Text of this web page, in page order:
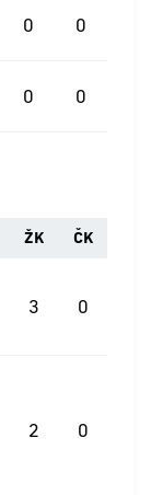
0 0
0 0
ŽK ČK
3 0
2 0